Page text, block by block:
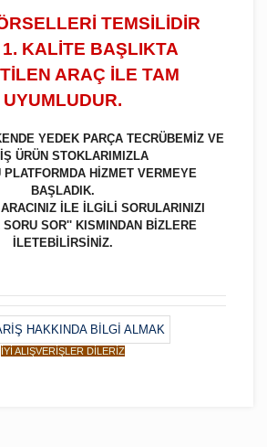
TEMSİLİDİR
1. KALİTE BAŞLIKTA
ARAÇ İLE TAM
UYUMLUDUR.
YEDEK PARÇA TECRÜBEMİZ VE
ÜRÜN STOKLARIMIZLA
HİZMET VERMEYE
BAŞLADIK.
İLE İLGİLİ SORULARINIZI
SORU SOR'' KISMINDAN BİZLERE
İLETEBİLİRSİNİZ.
İYİ ALIŞVERİŞLER DİLERİZ